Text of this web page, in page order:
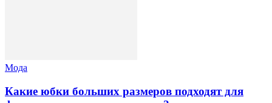
Мода
Какие юбки больших размеров подходят для